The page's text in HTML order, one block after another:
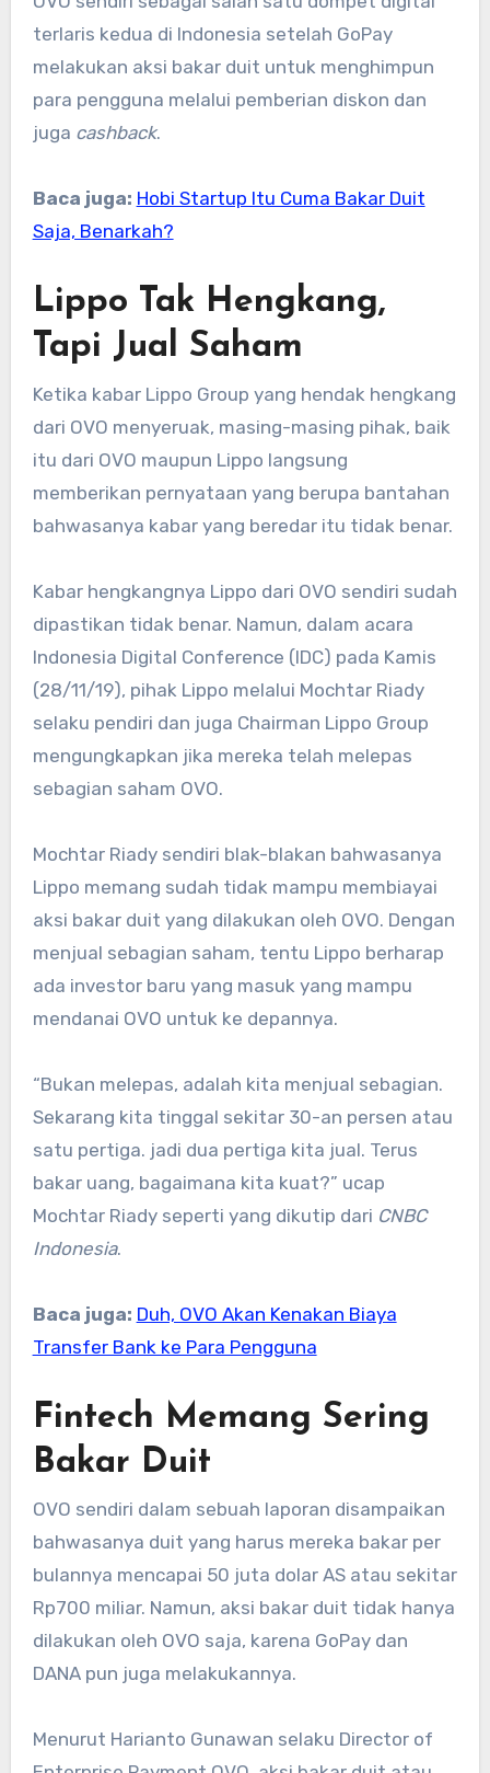
terlaris kedua di Indonesia setelah GoPay
melakukan aksi bakar duit untuk menghimpun
para pengguna melalui pemberian diskon dan
juga cashback.
Baca juga: Hobi Startup Itu Cuma Bakar Duit
Saja, Benarkah?
Lippo Tak Hengkang,
Tapi Jual Saham
Ketika kabar Lippo Group yang hendak hengkang
dari OVO menyeruak, masing-masing pihak, baik
itu dari OVO maupun Lippo langsung
memberikan pernyataan yang berupa bantahan
bahwasanya kabar yang beredar itu tidak benar.
Kabar hengkangnya Lippo dari OVO sendiri sudah
dipastikan tidak benar. Namun, dalam acara
Indonesia Digital Conference (IDC) pada Kamis
(28/11/19), pihak Lippo melalui Mochtar Riady
selaku pendiri dan juga Chairman Lippo Group
mengungkapkan jika mereka telah melepas
sebagian saham OVO.
Mochtar Riady sendiri blak-blakan bahwasanya
Lippo memang sudah tidak mampu membiayai
aksi bakar duit yang dilakukan oleh OVO. Dengan
menjual sebagian saham, tentu Lippo berharap
ada investor baru yang masuk yang mampu
mendanai OVO untuk ke depannya.
“Bukan melepas, adalah kita menjual sebagian.
Sekarang kita tinggal sekitar 30-an persen atau
satu pertiga. jadi dua pertiga kita jual. Terus
bakar uang, bagaimana kita kuat?” ucap
Mochtar Riady seperti yang dikutip dari CNBC
Indonesia.
Baca juga: Duh, OVO Akan Kenakan Biaya
Transfer Bank ke Para Pengguna
Fintech Memang Sering
Bakar Duit
OVO sendiri dalam sebuah laporan disampaikan
bahwasanya duit yang harus mereka bakar per
bulannya mencapai 50 juta dolar AS atau sekitar
Rp700 miliar. Namun, aksi bakar duit tidak hanya
dilakukan oleh OVO saja, karena GoPay dan
DANA pun juga melakukannya.
Menurut Harianto Gunawan selaku Director of